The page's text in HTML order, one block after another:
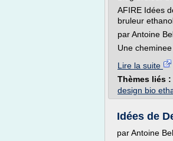
AFIRE Idées
bruleur
par Antoine
Une cheminee
Lire la suite
Thèmes liés :
design bio
Idées de
par Antoine